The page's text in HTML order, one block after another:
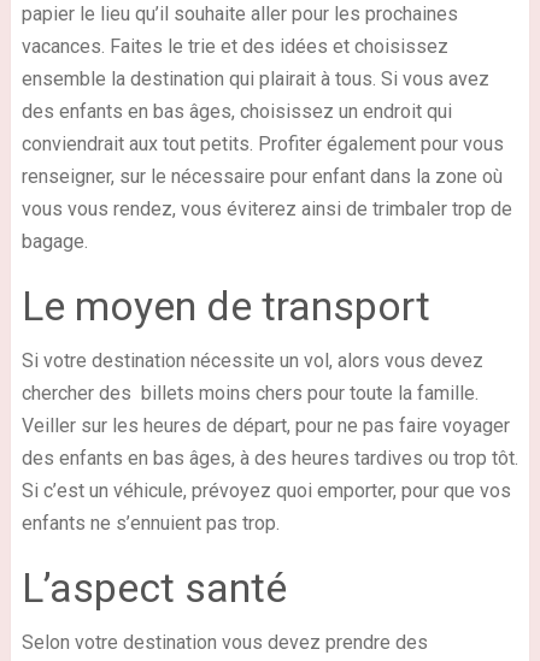
papier le lieu qu’il souhaite aller pour les prochaines
vacances. Faites le trie et des idées et choisissez
ensemble la destination qui plairait à tous. Si vous avez
des enfants en bas âges, choisissez un endroit qui
conviendrait aux tout petits. Profiter également pour vous
renseigner, sur le nécessaire pour enfant dans la zone où
vous vous rendez, vous éviterez ainsi de trimbaler trop de
bagage.
Le moyen de transport
Si votre destination nécessite un vol, alors vous devez
chercher des billets moins chers pour toute la famille.
Veiller sur les heures de départ, pour ne pas faire voyager
des enfants en bas âges, à des heures tardives ou trop tôt.
Si c’est un véhicule, prévoyez quoi emporter, pour que vos
enfants ne s’ennuient pas trop.
L’aspect santé
Selon votre destination vous devez prendre des